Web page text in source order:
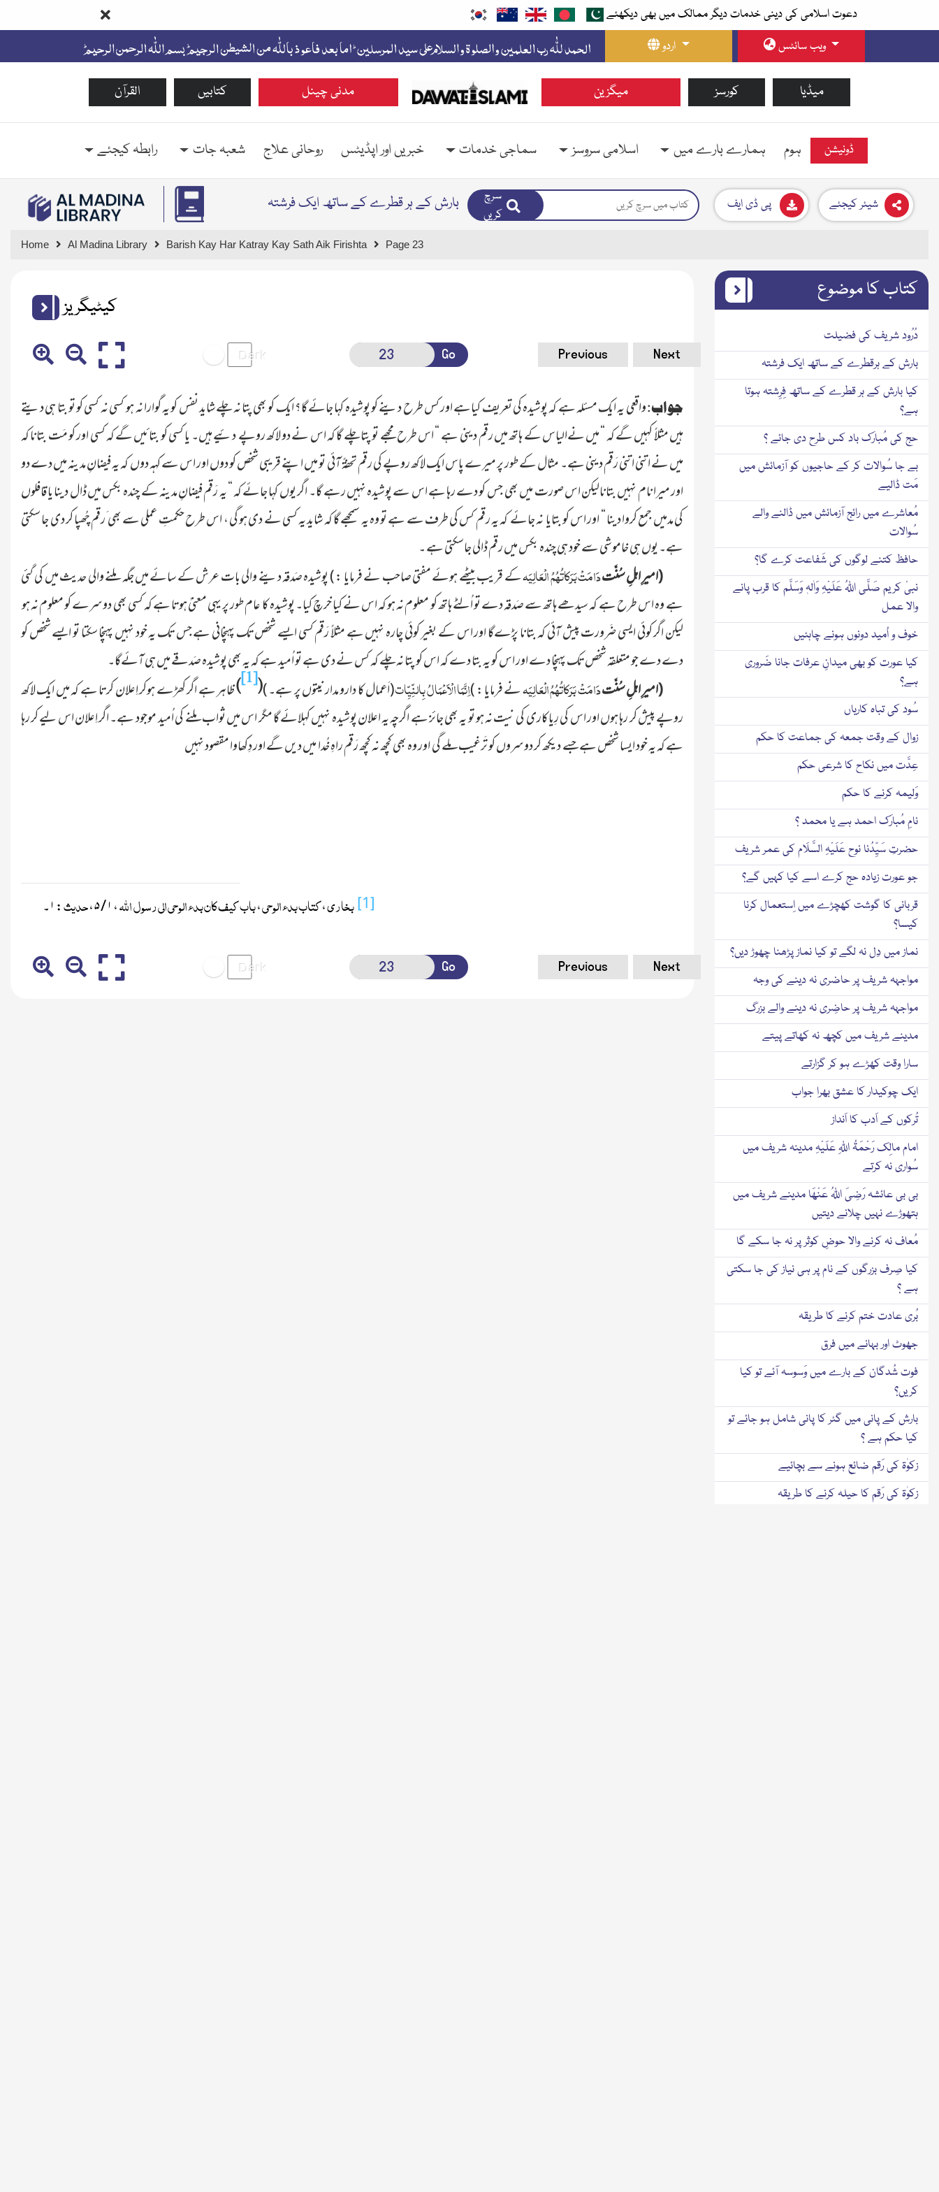
دعوت اسلامی کی دینی خدمات دیگر ممالک میں بھی دیکھئے
اردو
ویب سائٹس
القرآن کتابیں مدنی چینل میگزین کورسز میڈیا
ہوم ہمارے بارے میں اسلامی سروسز سماجی خدمات خبریں اور اپڈیٹس روحانی علاج شعبہ جات رابطہ کیجئے ڈونیشن
بارش کے ہر قطرے کے ساتھ ایک فرشتہ
سرچ
کریں
پی ڈی ایف شیئر کیجئے
Home Al Madina Library Barish Kay Har Katray Kay Sath Aik Firishta Page 23
کیٹیگریز
Go Previous Next
جواب:واقعی یہ ایک مسئلہ ہے کہ پوشیدہ کی تعریف کیاہے اور کس طرح دینے کو پوشیدہ کہا جائے گا؟ ایک کو بھی پتا نہ چلے شاید نفس کو یہ گوارا نہ ہو کسی نہ کسی کو تو بتا ہی دیتے
ہیں مثلاً کہیں گے کہ “ میں نےالیاس کے ہاتھ میں رقم دینی ہے “ اس طرح مجھے تو پتا چلے گا کہ اس نے دو لاکھ روپے دئیے ہیں۔ یا کسی کو بتائیں گے کہ کسی اور کو مَت بتانا کہ
میں نے اتنی اتنی رَقم دینی ہے۔ مثال کے طور پر میرے پاس ایک لاکھ روپے کی رقم تحفۃً آئی تو میں اپنے قریبی شخص کو دوں اور اس سے کہہ دوں کہ یہ فیضانِ مدینہ میں دے دو
اور میرا نام نہیں بتانالیکن اس صورت میں بھی جس کو دے رہا ہے اس سے پوشیدہ نہیں رہے گا۔ اگر یوں کہا جائے کہ “ یہ رَقم فیضانِ مدینہ کے چندہ بکس میں ڈال دینا یا قافلوں
کی مدمیں جمع کروا دینا “ اور اس کو بتایا نہ جائے کہ یہ رقم کس کی طرف سے ہے تو وہ یہ سمجھے گا کہ شاید یہ کسی نے دی ہو گی ، اس طرح حکمتِ عملی سے بھی َرقم چُھپا کر دی جا سکتی
ہے۔ یوں ہی خاموشی سے خود ہی چندہ بکس میں رقم ڈالی جاسکتی ہے ۔
(امیرِ اہلِسُنَّتدَامَتْ بَرَکاتُہُمُ الْعَالِیَہکے قریب بیٹھے ہوئے مفتی صاحب نے فرمایا : )پوشیدہ صَدقہ دینے والی بات عرش کے سائے میں جگہ ملنے والی حدیث میں کی گئی
ہے وہ اس طرح ہے کہ سیدھے ہاتھ سے صَدقہ دے تو اُلٹے ہاتھ کو معلوم نہ ہو کہ اس نے کیا خرچ کیا۔ پوشیدہ کا عام طور پر یہی معنیٰ ہوتا ہے کہ کسی بھی دوسرے کو معلوم نہ ہو
لیکن اگر کوئی ایسی ضَرورت پیش آئی کہ بتانا پڑےگا اور اس کے بغیر کوئی چارہ نہیں ہے مثلاً رَقم کسی ایسے شخص تک پہنچانی ہے جس تک یہ خود نہیں پہنچا سکتا تو ایسے شخص کو
دے دے جو متعلقہ شخص تک پہنچا دے اور اس کو یہ بتا دے کہ اس کو پتا نہ چلے کہ کس نے دی ہے تو اُمید ہے کہ یہ بھی پوشیدہ صَدقے میں ہی آئےگا۔
(امیرِ اہلِ سُنَّتدَامَتْ بَرَکاتُہُمُ الْعَالِیَہنے فرمایا : )اِنَّمَا الْاَعْمَالُ بِالنِّیِّات(اَعمال کا دارو مدار نیتوں پر ہے۔ )(
[1]
)ظاہر ہے اگر کھڑے ہوکر اِعلان کرتا ہے کہ میں ایک لاکھ
روپے پیش کر رہا ہوں اور اس کی رِیاکاری کی نیت نہ ہو تو یہ بھی جائز ہے اگرچہ یہ اعلان پوشیدہ نہیں کہلائے گا مگر اس میں ثواب ملنے کی اُمید موجود ہے۔ اگر اِعلان اس لیے کر رہا
ہے کہ یہ خود ایسا شخص ہے جسے دیکھ کر دوسروں کو تَرغیب ملے گی اور وہ بھی کچھ نہ کچھ رَقم راہِ خُدا میں دیں گے اور دِکھاوا مقصود نہیں
[1] بخاری،کتاب بدء الوحی،باب کیف کان بدء الوحی الیرسول اللہ،۱ / ۵ ،حدیث:۱۔
Go Previous Next
کتاب کا موضوع
دُرُود شریف کی فضیلت
بارش کے ہرقطرے کے ساتھ ایک فرشتہ
کیا بارش کے ہر قطرے کے ساتھ فِرِشتہ ہوتا
ہے؟
حج کی مُبارَک باد کس طرح دی جائے ؟
بے جا سُوالات کر کے حاجیوں کو آزمائش میں
مَت ڈالیے
مُعاشرے میں رائج آزمائش میں ڈالنے والے
سُوالات
حافظ کتنے لوگوں کی شَفاعت کرے گا؟
نبیٔ کریم صَلَّی اللّٰہُ عَلَیْہِ وَاٰلہٖ وَسَلَّم کا قرب پانے
والا عمل
خوف و اُمید دونوں ہونے چاہئیں
کیا عورت کو بھی میدانِ عرفات جانا ضَروری
ہے؟
سُود کی تباہ کاریاں
زوال کے وقت جمعہ کی جماعت کا حکم
عِدَّت میں نکاح کا شرعی حکم
وَلیمہ کرنے کا حکم
نامِ مُبارَک احمد ہے یا محمد ؟
حضرتِ سَیِّدُنا نوح عَلَیْہِ السَّلَام کی عمر شریف
جو عورت زیادہ حج کرے اسے کیا کہیں گے؟
قربانی کا گوشت کھچڑے میں اِستعمال کرنا
کیسا؟
نماز میں دِل نہ لگے تو کیا نماز پڑھنا چھوڑ دیں؟
مواجہہ شریف پر حاضری نہ دینے کی وجہ
مواجہہ شریف پر حاضِری نہ دینے والے بزرگ
مدینے شریف میں کچھ نہ کھاتے پیتے
سارا وقت کھڑے ہو کر گزارتے
ایک چوکیدار کا عشق بھرا جواب
تُرکوں کے اَدب کا اَنداز
امام مالِک رَحْمَۃُ اللّٰہِ عَلَیْہِ مدینہ شریف میں
سُواری نہ کرتے
بی بی عائشہ رَضِیَ اللّٰہُ عَنْھَا مدینے شریف میں
ہتھوڑے نہیں چلانے دیتیں
مُعاف نہ کرنے والا حوضِ کوثر پر نہ جا سکے گا
کیا صِرف بزرگوں کے نام پر ہی نیاز کی جا سکتی
ہے ؟
بُری عادت ختم کرنے کا طریقہ
جھوٹ اور بہانے میں فرق
فوت شُدگان کے بارے میں وَسوسہ آئے تو کیا
کریں؟
بارش کے پانی میں گٹر کا پانی شامل ہو جائے تو
کیا حکم ہے ؟
زکوٰۃ کی رَقم ضائع ہونے سے بچائیے
زکوٰۃ کی رَقم کا حیلہ کرنے کا طریقہ